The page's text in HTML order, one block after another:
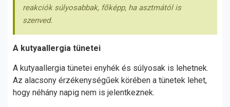
reakciók súlyosabbak, főképp, ha asztmától is
szenved.
A kutyaallergia tünetei
A kutyaallergia tünetei enyhék és súlyosak is lehetnek.
Az alacsony érzékenységűek körében a tünetek lehet,
hogy néhány napig nem is jelentkeznek.